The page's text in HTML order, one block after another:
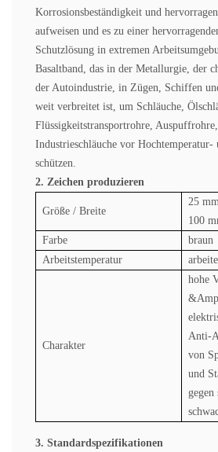
Korrosionsbeständigkeit und
aufweisen und es zu einer
Schutzlösung in extremen
Basaltband, das in der Metallurgie, der
der Autoindustrie, in Zügen, Schiffen
weit verbreitet ist, um Schläuche,
Flüssigkeitstransportrohre,
Industrieschläuche vor Hochtemperatur-
schützen.
2. Zeichen produzieren
Größe / Breite
25
100
Farbe
braun
Arbeitstemperatur
Charakter
hohe
Anti-
von
und
gegen
3. Standardspezifikationen